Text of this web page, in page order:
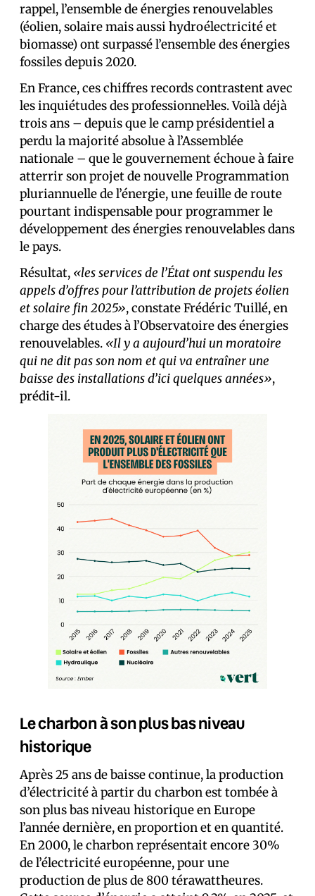
rappel, l’ensemble de énergies renouvelables
(éolien, solaire mais aussi hydroélectricité et
biomasse) ont surpassé l’ensemble des énergies
fossiles depuis 2020.
En France, ces chiffres records contrastent avec
les inquiétudes des professionnel·les. Voilà déjà
trois ans – depuis que le camp présidentiel a
perdu la majorité absolue à l’Assemblée
nationale – que le gouvernement échoue à faire
atterrir son projet de nouvelle Programmation
pluriannuelle de l’énergie, une feuille de route
pourtant indispensable pour programmer le
développement des énergies renouvelables dans
le pays.
Résultat, «les services de l’État ont suspendu les
appels d’offres pour l’attribution de projets éolien
et solaire fin 2025», constate Frédéric Tuillé, en
charge des études à l’Observatoire des énergies
renouvelables. «Il y a aujourd’hui un moratoire
qui ne dit pas son nom et qui va entraîner une
baisse des installations d’ici quelques années»,
prédit-il.
Le charbon à son plus bas niveau
historique
Après 25 ans de baisse continue, la production
d’électricité à partir du charbon est tombée à
son plus bas niveau historique en Europe
l’année dernière, en proportion et en quantité.
En 2000, le charbon représentait encore 30%
de l’électricité européenne, pour une
production de plus de 800 térawattheures.